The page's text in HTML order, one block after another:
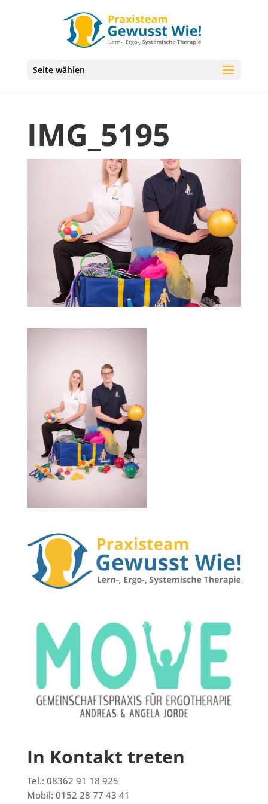
Seite wählen
IMG_5195
In Kontakt treten
Tel.: 08362 91 18 925
Mobil: 0152 28 77 43 41